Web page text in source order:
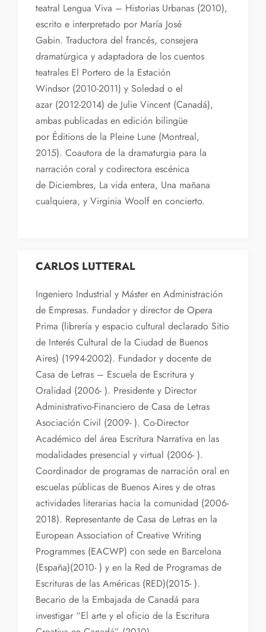
teatral Lengua Viva – Historias Urbanas (2010),
escrito e interpretado por María José
Gabin. Traductora del francés, consejera
dramatúrgica y adaptadora de los cuentos
teatrales El Portero de la Estación
Windsor (2010-2011) y Soledad o el
azar (2012-2014) de Julie Vincent (Canadá),
ambas publicadas en edición bilingüe
por Éditions de la Pleine Lune (Montreal,
2015). Coautora de la dramaturgia para la
narración coral y codirectora escénica
de Diciembres, La vida entera, Una mañana
cualquiera, y Virginia Woolf en concierto.
CARLOS LUTTERAL
Ingeniero Industrial y Máster en Administración
de Empresas. Fundador y director de Opera
Prima (librería y espacio cultural declarado Sitio
de Interés Cultural de la Ciudad de Buenos
Aires) (1994-2002). Fundador y docente de
Casa de Letras – Escuela de Escritura y
Oralidad (2006- ). Presidente y Director
Administrativo-Financiero de Casa de Letras
Asociación Civil (2009- ). Co-Director
Académico del área Escritura Narrativa en las
modalidades presencial y virtual (2006- ).
Coordinador de programas de narración oral en
escuelas públicas de Buenos Aires y de otras
actividades literarias hacia la comunidad (2006-
2018). Representante de Casa de Letras en la
European Association of Creative Writing
Programmes (EACWP) con sede en Barcelona
(España)(2010- ) y en la Red de Programas de
Escrituras de las Américas (RED)(2015- ).
Becario de la Embajada de Canadá para
investigar “El arte y el oficio de la Escritura